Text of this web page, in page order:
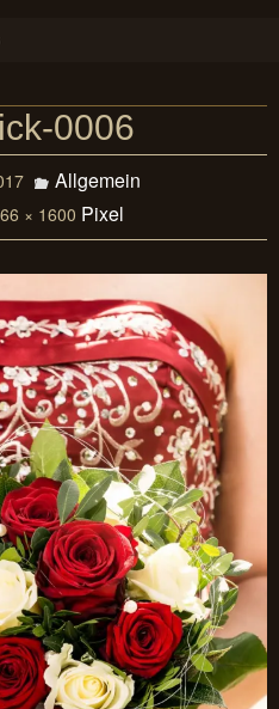
0006
Allgemein
× 1600 Pixel